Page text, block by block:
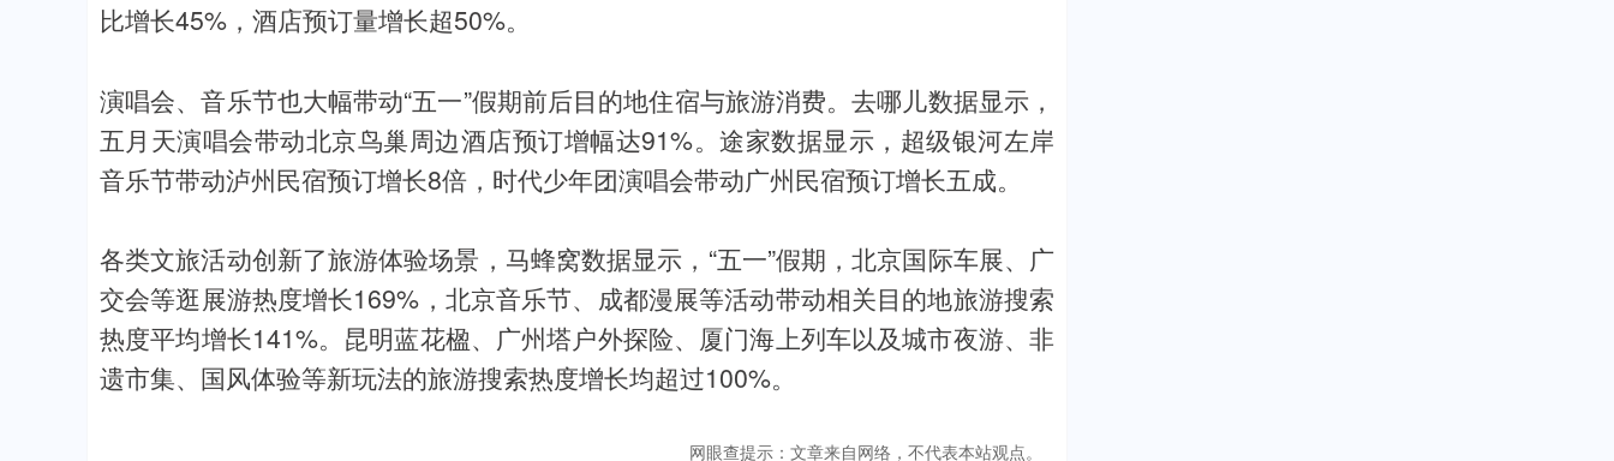
比增长45%，酒店预订量增长超50%。
演唱会、音乐节也大幅带动“五一”假期前后目的地住宿与旅游消费。去哪儿数据显示，
五月天演唱会带动北京鸟巢周边酒店预订增幅达91%。途家数据显示，超级银河左岸
音乐节带动泸州民宿预订增长8倍，时代少年团演唱会带动广州民宿预订增长五成。
各类文旅活动创新了旅游体验场景，马蜂窝数据显示，“五一”假期，北京国际车展、广
交会等逛展游热度增长169%，北京音乐节、成都漫展等活动带动相关目的地旅游搜索
热度平均增长141%。昆明蓝花楹、广州塔户外探险、厦门海上列车以及城市夜游、非
遗市集、国风体验等新玩法的旅游搜索热度增长均超过100%。
网眼查提示：文章来自网络，不代表本站观点。